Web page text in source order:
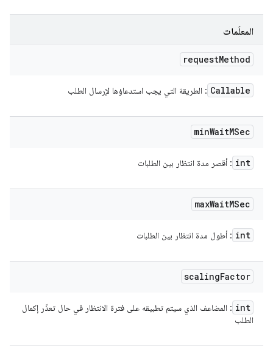
المعلَمات
requestMethod
Callable : الطريقة التي يجب استدعاؤها لإرسال الطلب
minWaitMSec
int : أقصر مدة انتظار بين الطلبات
maxWaitMSec
int : أطول مدة انتظار بين الطلبات
scalingFactor
int : المضاعف الذي سيتم تطبيقه على فترة الانتظار في حال تعذّر إكمال
الطلب